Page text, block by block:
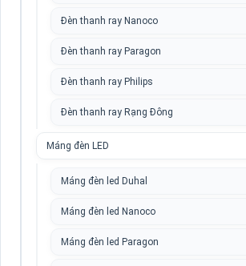
Đèn thanh ray Nanoco
Đèn thanh ray Paragon
Đèn thanh ray Philips
Đèn thanh ray Rạng Đông
Máng đèn LED
Máng đèn led Duhal
Máng đèn led Nanoco
Máng đèn led Paragon